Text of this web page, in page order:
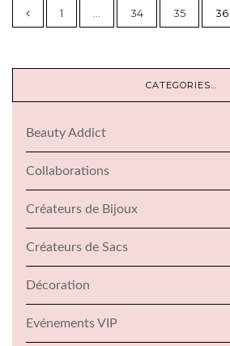
1 34 35 36
CATEGORIES…
Beauty Addict
Collaborations
Créateurs de Bijoux
Créateurs de Sacs
Décoration
Evénements VIP